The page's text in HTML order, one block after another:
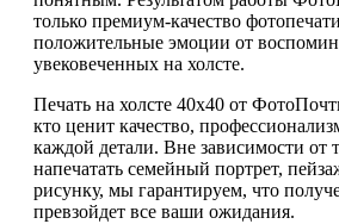
только премиум-качество
положительные эмоции от
увековеченных на холсте.
Печать на холсте 40х40 от
кто ценит качество,
каждой детали. Вне зависимости от
напечатать семейный портрет,
рисунку, мы гарантируем, что
превзойдет все ваши ожидания.